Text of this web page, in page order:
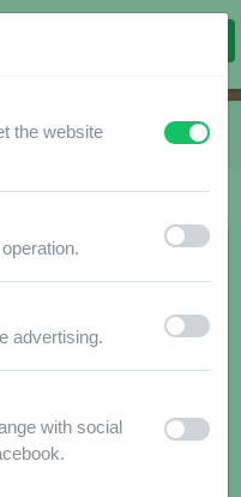
the website
off on
off on
advertising. off on
with social
off on